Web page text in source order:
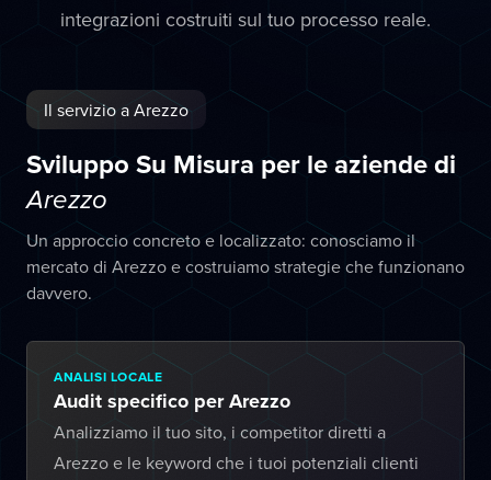
integrazioni costruiti sul tuo processo reale.
Il servizio a Arezzo
Sviluppo Su Misura per le aziende di
Arezzo
Un approccio concreto e localizzato: conosciamo il
mercato di Arezzo e costruiamo strategie che funzionano
davvero.
ANALISI LOCALE
Audit specifico per Arezzo
Analizziamo il tuo sito, i competitor diretti a
Arezzo e le keyword che i tuoi potenziali clienti